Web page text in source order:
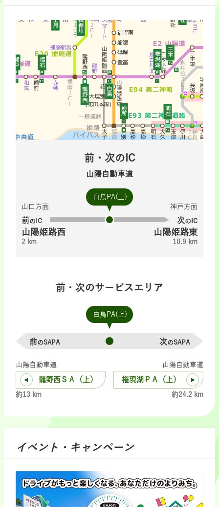
前・次のIC
山陽自動車道
白鳥PA(上)
山口方面
前のIC
山陽姫路西
2 km
神戸方面
次のIC
山陽姫路東
10.9 km
前・次のサービスエリア
白鳥PA(上)
前のSAPA 次のSAPA
山陽自動車道
龍野西ＳＡ（上）
約13 km
山陽自動車道
権現湖ＰＡ（上）
約24.2 km
イベント・キャンペーン